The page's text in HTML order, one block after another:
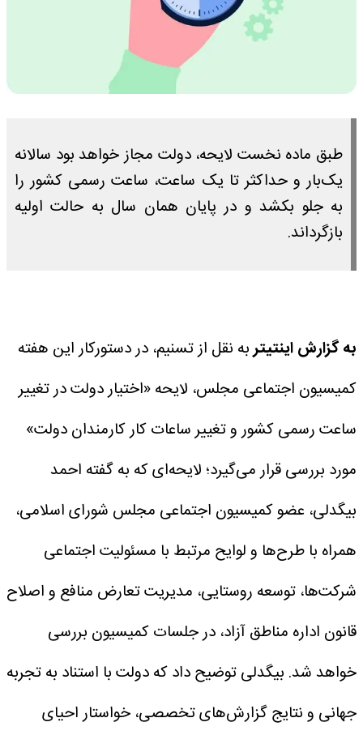
طبق ماده نخست لایحه، دولت مجاز خواهد بود سالانه
یک‌بار و حداکثر تا یک ساعت، ساعت رسمی کشور را
به جلو بکشد و در پایان همان سال به حالت اولیه
بازگرداند.
به گزارش اینتیتربه نقل از تسنیم، در دستورکار این هفته
کمیسیون اجتماعی مجلس، لایحه «اختیار دولت در تغییر
ساعت رسمی کشور و تغییر ساعات کار کارمندان دولت»
مورد بررسی قرار می‌گیرد؛ لایحه‌ای که به گفته احمد
بیگدلی، عضو کمیسیون اجتماعی مجلس شورای اسلامی،
همراه با طرح‌ها و لوایح مرتبط با مسئولیت اجتماعی
شرکت‌ها، توسعه روستایی، مدیریت تعارض منافع و اصلاح
قانون اداره مناطق آزاد، در جلسات کمیسیون بررسی
خواهد شد. بیگدلی توضیح داد که دولت با استناد به تجربه
جهانی و نتایج گزارش‌های تخصصی، خواستار احیای